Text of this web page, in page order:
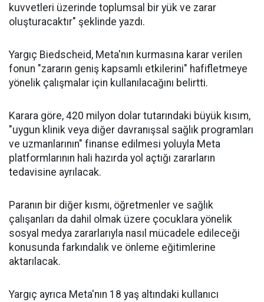
kuvvetleri üzerinde toplumsal bir yük ve zarar
oluşturacaktır" şeklinde yazdı.
Yargıç Biedscheid, Meta'nın kurmasına karar verilen
fonun "zararın geniş kapsamlı etkilerini" hafifletmeye
yönelik çalışmalar için kullanılacağını belirtti.
Karara göre, 420 milyon dolar tutarındaki büyük kısım,
"uygun klinik veya diğer davranışsal sağlık programları
ve uzmanlarının" finanse edilmesi yoluyla Meta
platformlarının hali hazırda yol açtığı zararların
tedavisine ayrılacak.
Paranın bir diğer kısmı, öğretmenler ve sağlık
çalışanları da dahil olmak üzere çocuklara yönelik
sosyal medya zararlarıyla nasıl mücadele edileceği
konusunda farkındalık ve önleme eğitimlerine
aktarılacak.
Yargıç ayrıca Meta'nın 18 yaş altındaki kullanıcı